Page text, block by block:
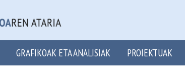
GRAFIKOAK ETA ANALISIAK PROIEKTUAK